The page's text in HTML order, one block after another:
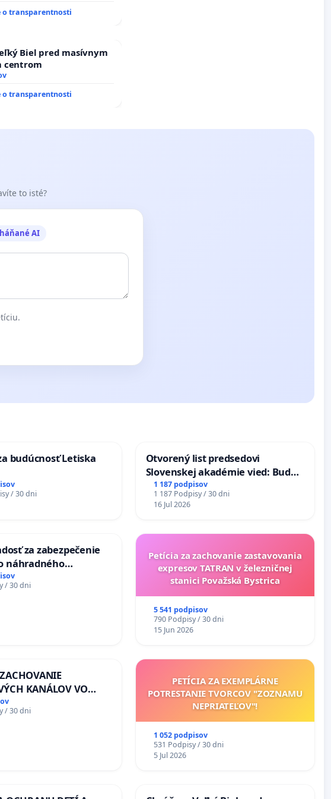
o transparentnosti
Biel pred masívnym
centrom
o transparentnosti
to isté?
AI
budúcnosť Letiska
/ 30 dni
Otvorený list predsedovi
Slovenskej akadémie vied: Bude
mať Vízia Slovenska 2040 mravnú
chrbticu?
1 187 podpisov
1 187 Podpisy / 30 dni
16 Jul 2026
za zabezpečenie
náhradného
Váhu počas úplnej
mosta v
/ 30 dni
Petícia za zachovanie zastavovania
expresov TATRAN v železničnej
stanici Považská Bystrica
5 541 podpisov
790 Podpisy / 30 dni
15 Jun 2026
KANÁLOV VO
VLASTNÍCTVE A POD
SLOVENSKEJ
kanálov na
/ 30 dni
PETÍCIA ZA EXEMPLÁRNE
POTRESTANIE TVORCOV "ZOZNAMU
NEPRIATEĽOV"!
1 052 podpisov
531 Podpisy / 30 dni
5 Jul 2026